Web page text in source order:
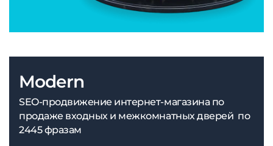
Modern
SEO-продвижение интернет-магазина по
продаже входных и межкомнатных дверей по
2445 фразам